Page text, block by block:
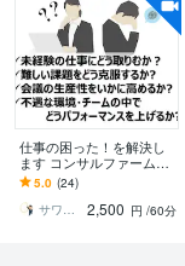
仕事の困った！を解決し
ます コンサルファームで
の実戦経験を個人の問題
解決へ
5.0 (24)
サワフジ_現役コンサルタント
2,500 円 /60分